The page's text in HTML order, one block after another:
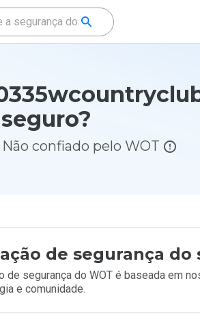
Não confiado pelo WOT
de segurança do
de segurança do WOT é baseada em
e comunidade.